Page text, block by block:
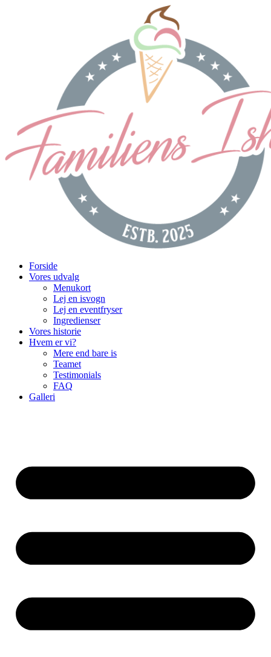
Forside
Vores udvalg
Menukort
Lej en isvogn
Lej en eventfryser
Ingredienser
Vores historie
Hvem er vi?
Mere end bare is
Teamet
Testimonials
FAQ
Galleri